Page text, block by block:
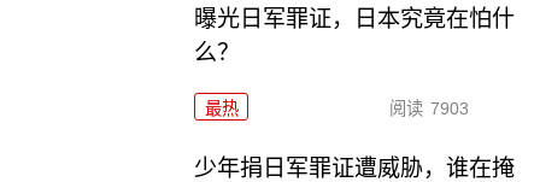
曝光日军罪证，日本究竟在怕什
么？
最热 阅读 7903
少年捐日军罪证遭威胁，谁在掩